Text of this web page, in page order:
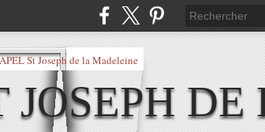
JOSEPH DE